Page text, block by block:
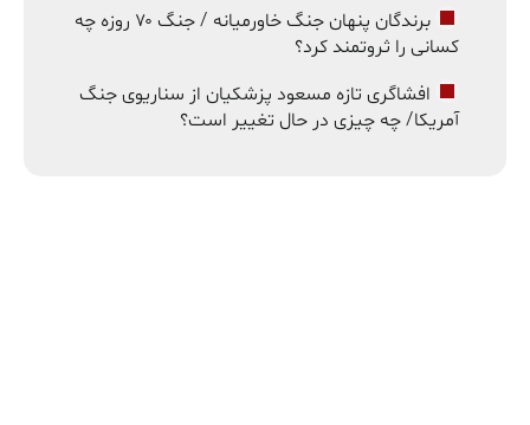
برندگان پنهان جنگ خاورمیانه / جنگ ۷۰ روزه چه
کسانی را ثروتمند کرد؟
افشاگری تازه مسعود پزشکیان از سناریوی جنگ
آمریکا/ چه چیزی در حال تغییر است؟